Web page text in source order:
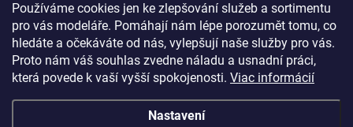
Používáme cookies jen ke zlepšování služeb a sortimentu
pro vás modeláře. Pomáhají nám lépe porozumět tomu, co
hledáte a očekáváte od nás, vylepšují naše služby pro vás.
Proto nám váš souhlas zvedne náladu a usnadní práci,
která povede k vaší vyšší spokojenosti. Viac informácií
Nastavení
HT model
Na letisko 49
058 01 Poprad
Slovenská Republika